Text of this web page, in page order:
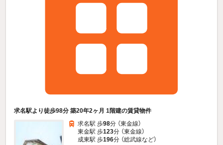
求名駅より徒歩98分 築20年2ヶ月 1階建の賃貸物件
求名駅 歩98分 （東金線）
東金駅 歩123分 （東金線）
成東駅 歩196分 （総武線など）